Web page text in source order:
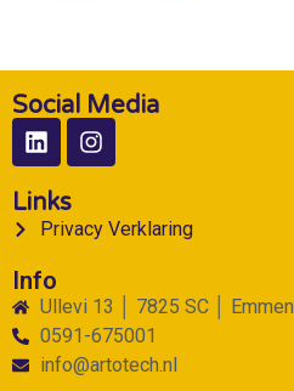
Social Media
Links
Privacy Verklaring
Info
Ullevi 13 │ 7825 SC │ Emmen
0591-675001
info@artotech.nl